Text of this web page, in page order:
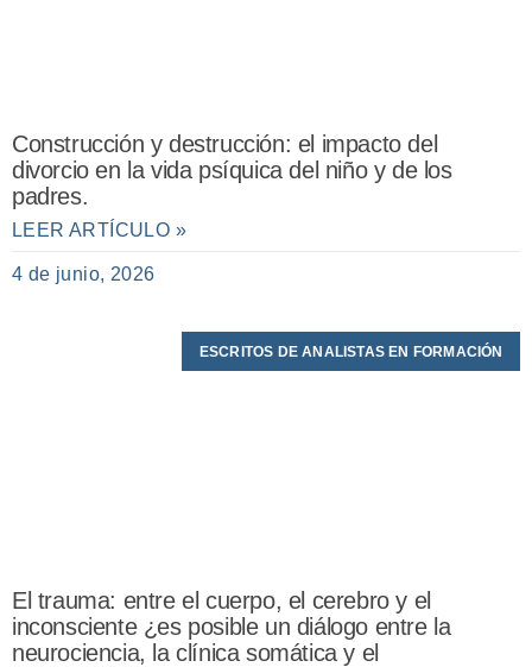
Construcción y destrucción: el impacto del
divorcio en la vida psíquica del niño y de los
padres.
LEER ARTÍCULO »
4 de junio, 2026
ESCRITOS DE ANALISTAS EN FORMACIÓN
El trauma: entre el cuerpo, el cerebro y el
inconsciente ¿es posible un diálogo entre la
neurociencia, la clínica somática y el